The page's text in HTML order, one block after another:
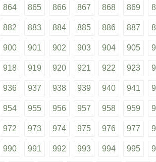
864 865 866 867 868 869
882 883 884 885 886 887
900 901 902 903 904 905
918 919 920 921 922 923
936 937 938 939 940 941
954 955 956 957 958 959
972 973 974 975 976 977
990 991 992 993 994 995